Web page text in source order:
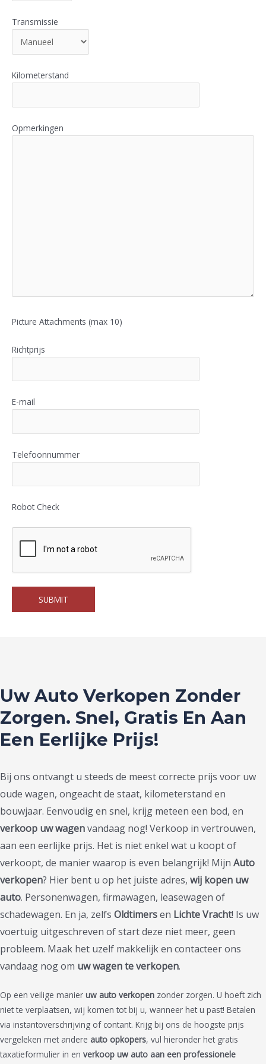
Transmissie
Kilometerstand
Opmerkingen
Picture Attachments (max 10)
Richtprijs
E-mail
Telefoonnummer
Robot Check
Uw Auto Verkopen Zonder
Zorgen. Snel, Gratis En Aan
Een Eerlijke Prijs!
Bij ons ontvangt u steeds de meest correcte prijs voor uw
oude wagen, ongeacht de staat, kilometerstand en
bouwjaar. Eenvoudig en snel, krijg meteen een bod, en
verkoop uw wagenvandaag nog! Verkoop in vertrouwen,
aan een eerlijke prijs. Het is niet enkel wat u koopt of
verkoopt, de manier waarop is even belangrijk! Mijn Auto
verkopen? Hier bent u op het juiste adres, wij kopen uw
auto. Personenwagen, firmawagen, leasewagen of
schadewagen. En ja, zelfs Oldtimersen Lichte Vracht! Is uw
voertuig uitgeschreven of start deze niet meer, geen
probleem. Maak het uzelf makkelijk en contacteer ons
vandaag nog om uw wagen te verkopen.
Op een veilige manier uw auto verkopen zonder zorgen. U hoeft zich
niet te verplaatsen, wij komen tot bij u, wanneer het u past! Betalen
via instantoverschrijving of contant. Krijg bij ons de hoogste prijs
vergeleken met andere auto opkopers, vul hieronder het gratis
taxatieformulier in en verkoop uw auto aan een professionele